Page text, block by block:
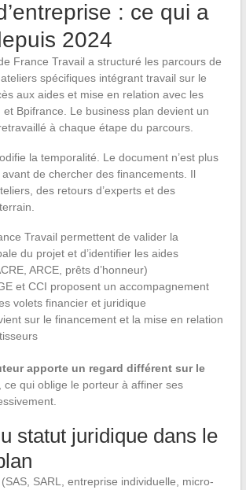
: ce qui a
2024
France Travail a structuré les parcours de
spécifiques intégrant travail sur le
aux aides et mise en relation avec les
et Bpifrance. Le business plan devient un
à chaque étape du parcours.
la temporalité. Le document n’est plus
de chercher des financements. Il
des retours d’experts et des
Travail permettent de valider la
du projet et d’identifier les aides
ARCE, prêts d’honneur)
et CCI proposent un accompagnement
volets financier et juridique
sur le financement et la mise en relation
apporte un regard différent sur le
ce qui oblige le porteur à affiner ses
statut juridique dans le
SARL, entreprise individuelle, micro-